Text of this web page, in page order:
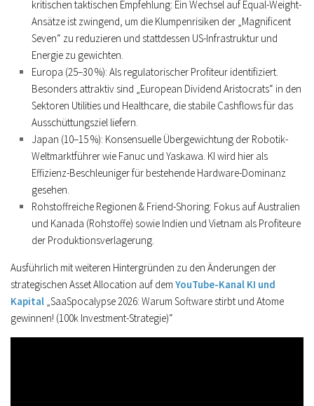
kritischen taktischen Empfehlung: Ein Wechsel auf Equal-Weight-
Ansätze ist zwingend, um die Klumpenrisiken der „Magnificent
Seven“ zu reduzieren und stattdessen US-Infrastruktur und
Energie zu gewichten.
Europa (25–30 %): Als regulatorischer Profiteur identifiziert.
Besonders attraktiv sind „European Dividend Aristocrats“ in den
Sektoren Utilities und Healthcare, die stabile Cashflows für das
Ausschüttungsziel liefern.
Japan (10–15 %): Konsensuelle Übergewichtung der Robotik-
Weltmarktführer wie Fanuc und Yaskawa. KI wird hier als
Effizienz-Beschleuniger für bestehende Hardware-Dominanz
gesehen.
Rohstoffreiche Regionen & Friend-Shoring: Fokus auf Australien
und Kanada (Rohstoffe) sowie Indien und Vietnam als Profiteure
der Produktionsverlagerung.
Ausführlich mit weiteren Hintergründen zu den Änderungen der
strategischen Asset Allocation auf dem YouTube-Kanal KI und
Kapital „SaaSpocalypse 2026: Warum Software stirbt und Atome
gewinnen! (100k Investment-Strategie)“